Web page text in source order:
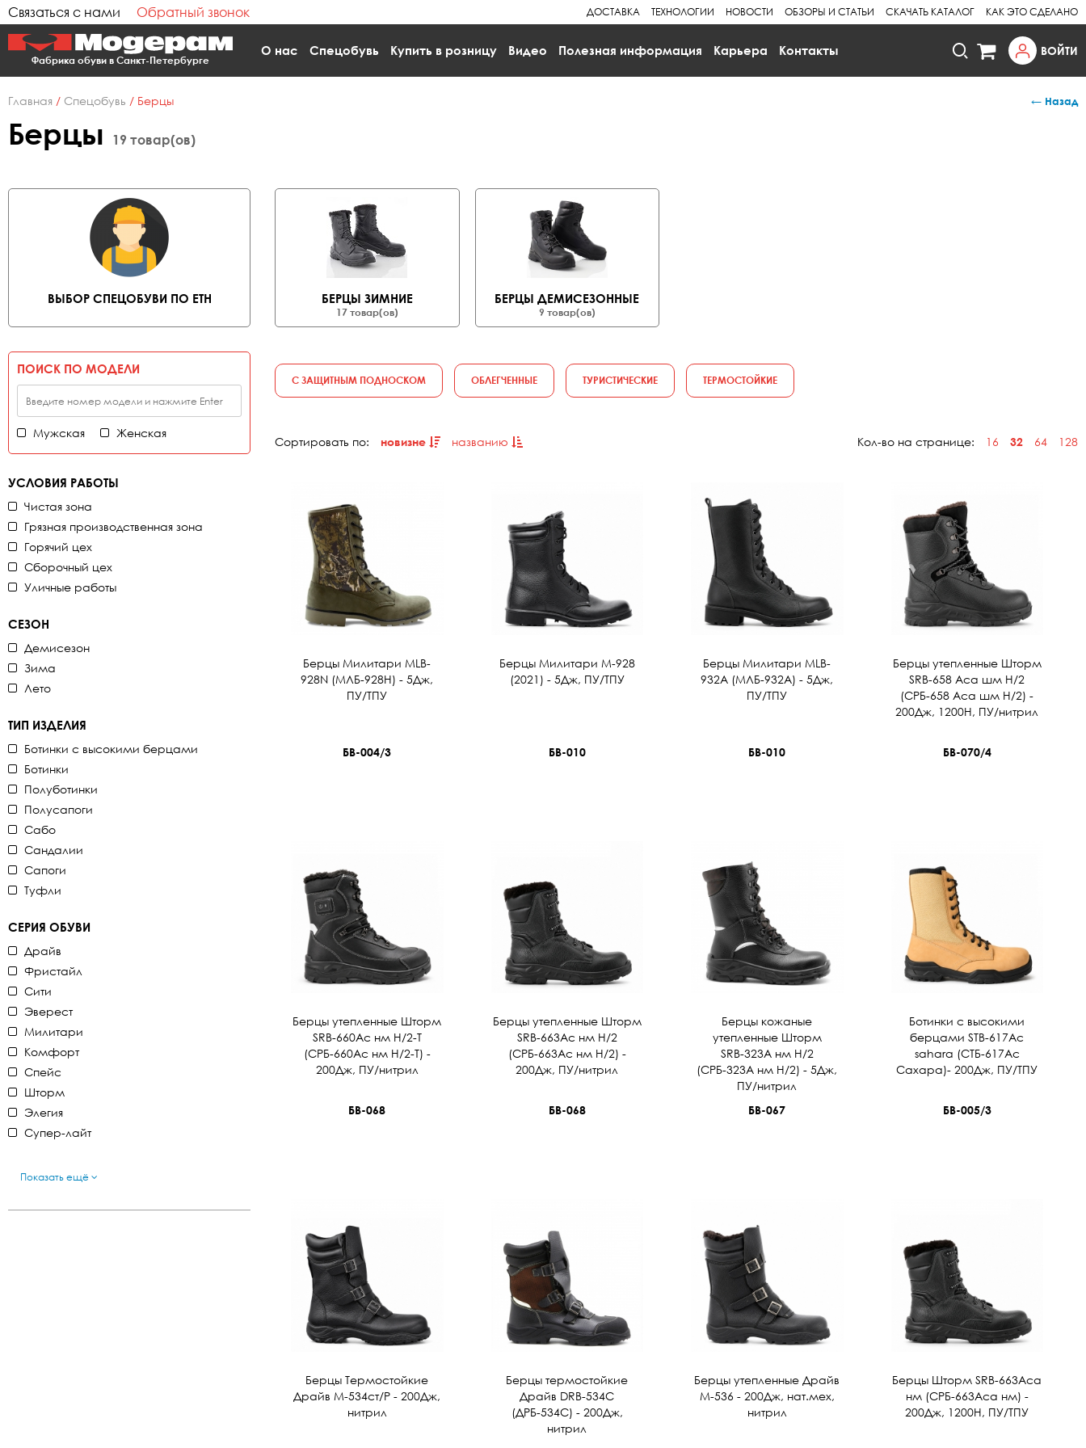
Связаться с нами Обратный звонок ДОСТАВКА ТЕХНОЛОГИИ НОВОСТИ ОБЗОРЫ И СТАТЬИ СКАЧАТЬ КАТАЛОГ КАК ЭТО СДЕЛАНО
Фабрика обуви в Санкт-Петербурге
ВОЙТИ
О нас Спецобувь Купить в розницу Видео Полезная информация Карьера Контакты
Главная / Спецобувь / Берцы ← Назад
Берцы 19 товар(ов)
ВЫБОР СПЕЦОБУВИ ПО ЕТН
ПОИСК ПО МОДЕЛИ
Мужская Женская
УСЛОВИЯ РАБОТЫ
Чистая зона
Грязная производственная зона
Горячий цех
Сборочный цех
Уличные работы
СЕЗОН
Демисезон
Зима
Лето
ТИП ИЗДЕЛИЯ
Ботинки с высокими берцами
Ботинки
Полуботинки
Полусапоги
Сабо
Сандалии
Сапоги
Туфли
СЕРИЯ ОБУВИ
Драйв
Фристайл
Сити
Эверест
Милитари
Комфорт
Спейс
Шторм
Элегия
Супер-лайт
Показать ещё
БЕРЦЫ ЗИМНИЕ
17 товар(ов)
БЕРЦЫ ДЕМИСЕЗОННЫЕ
9 товар(ов)
С ЗАЩИТНЫМ ПОДНОСКОМ ОБЛЕГЧЕННЫЕ ТУРИСТИЧЕСКИЕ ТЕРМОСТОЙКИЕ
Сортировать по: новизне названию Кол-во на странице: 16 32 64 128
Берцы Милитари MLB-
928N (МЛБ-928Н) - 5Дж,
ПУ/ТПУ
БВ-004/3
Берцы Милитари М-928
(2021) - 5Дж, ПУ/ТПУ
БВ-010
Берцы Милитари MLB-
932A (МЛБ-932А) - 5Дж,
ПУ/ТПУ
БВ-010
Берцы утепленные Шторм
SRВ-658 Аса шм Н/2
(СРБ-658 Аса шм Н/2) -
200Дж, 1200Н, ПУ/нитрил
БВ-070/4
Берцы утепленные Шторм
SRB-660Ас нм Н/2-Т
(СРБ-660Ас нм Н/2-Т) -
200Дж, ПУ/нитрил
БВ-068
Берцы утепленные Шторм
SRB-663Ас нм Н/2
(СРБ-663Ас нм Н/2) -
200Дж, ПУ/нитрил
БВ-068
Берцы кожаные
утепленные Шторм
SRВ-323A нм Н/2
(СРБ-323A нм Н/2) - 5Дж,
ПУ/нитрил
БВ-067
Ботинки с высокими
берцами STB-617Ac
sahara (СТБ-617Ас
Сахара)- 200Дж, ПУ/ТПУ
БВ-005/3
Берцы Термостойкие
Драйв М-534ст/Р - 200Дж,
нитрил
Берцы термостойкие
Драйв DRB-534C
(ДРБ-534С) - 200Дж,
нитрил
Берцы утепленные Драйв
М-536 - 200Дж, нат.мех,
нитрил
Берцы Шторм SRB-663Acа
нм (СРБ-663Аса нм) -
200Дж, 1200Н, ПУ/ТПУ